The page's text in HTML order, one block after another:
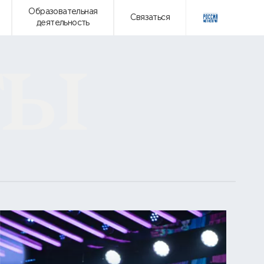
Образовательная
деятельность
Связаться